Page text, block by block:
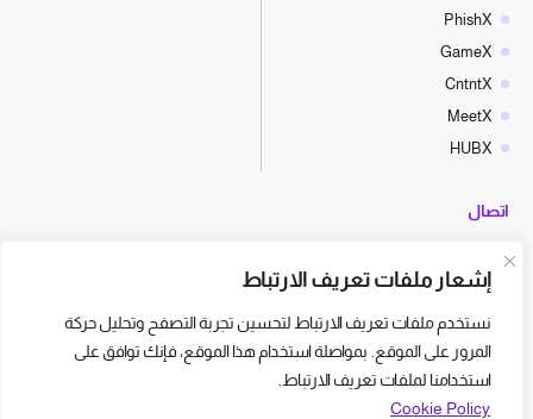
إشعار ملفات تعريف الارتباط
نستخدم ملفات تعريف الارتباط لتحسين تجربة التصفح وتحليل حركة
المرور على الموقع. بمواصلة استخدام هذا الموقع، فإنك توافق على
استخدامنا لملفات تعريف الارتباط.
Cookie Policy
PhishX
GameX
CntntX
MeetX
HUBX
اتصال
hello@cyberx.world